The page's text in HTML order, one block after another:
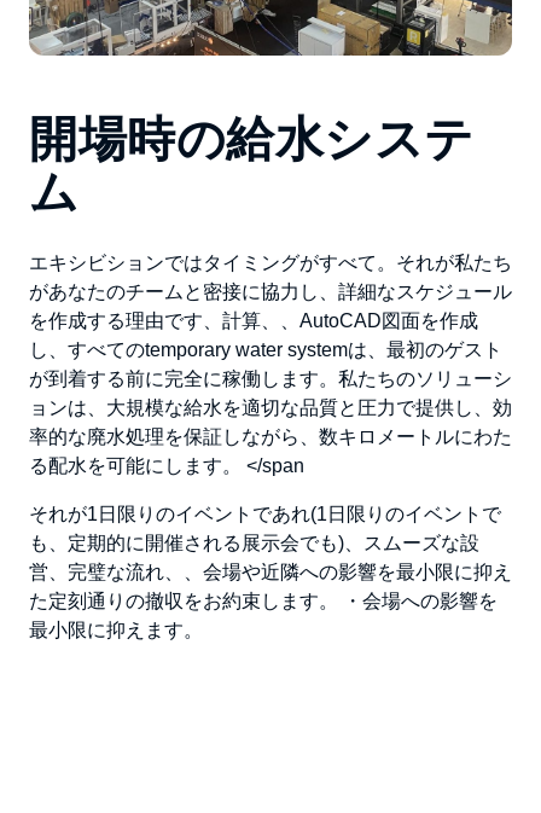
開場時の給水システ
ム
エキシビションではタイミングがすべて。 それが私たち
があなたのチームと密接に協力し、詳細なスケジュール
を作成する理由です、 計算
、AutoCAD図面を作成
し、すべてのtemporary water systemは、最初のゲスト
が到着する前に完全に稼働します。 私たちのソリューシ
ョンは、 大規模な給水を適切な品質と圧力で提供し、効
率的な廃水処理を保証しながら、数キロメートルにわた
る配水を可能にします。
</span
それが1日限りのイベントであれ(1日限りのイベントで
も、定期的に開催される展示会でも)、
スムーズな設
営、完璧な流れ、
、会場や近隣への影響を最小限に抑え
た定刻通りの撤収をお約束します。
・会場への影響を
最小限に抑えます。